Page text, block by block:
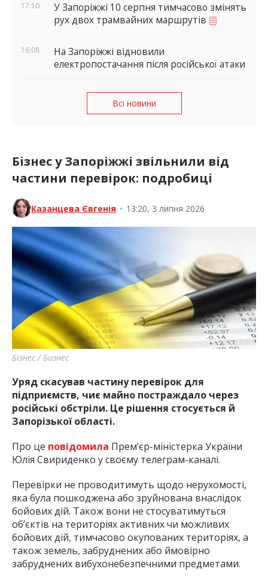
17:10
У Запоріжжі 10 серпня тимчасово змінять
рух двох трамвайних маршрутів
16:08
На Запоріжжі відновили
електропостачання після російської атаки
Всі новини
Бізнес у Запоріжжі звільнили від
частини перевірок: подробиці
Казанцева Євгенія • 13:20, 3 липня 2026
Бізнес / Бизнес
Уряд скасував частину перевірок для
підприємств, чиє майно постраждало через
російські обстріли. Це рішення стосується й
Запорізької області.
Про це повідомила Прем’єр-міністерка України
Юлія Свириденко у своєму телеграм-каналі.
Перевірки не проводитимуть щодо нерухомості,
яка була пошкоджена або зруйнована внаслідок
бойових дій. Також вони не стосуватимуться
об’єктів на територіях активних чи можливих
бойових дій, тимчасово окупованих територіях, а
також земель, забруднених або ймовірно
забруднених вибухонебезпечними предметами.